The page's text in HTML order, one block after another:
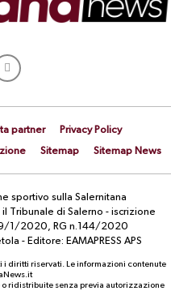
partner
Privacy Policy
Sitemap Sitemap News
sportivo sulla Salernitana
Tribunale di Salerno - iscrizione
1/2020, RG n.144/2020
- Editore: EAMAPRESS APS
diritti riservati. Le informazioni contenute
ridistribuite senza previa autorizzazione